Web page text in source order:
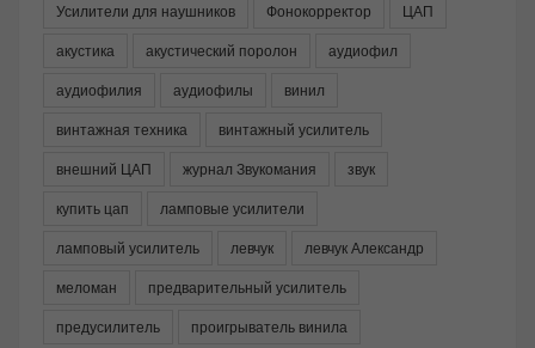
Усилители для наушников
Фонокорректор
ЦАП
акустика
акустический поролон
аудиофил
аудиофилия
аудиофилы
винил
винтажная техника
винтажный усилитель
внешний ЦАП
журнал Звукомания
звук
купить цап
ламповые усилители
ламповый усилитель
левчук
левчук Александр
меломан
предварительный усилитель
предусилитель
проигрыватель винила